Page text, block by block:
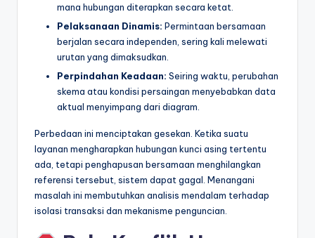
mana hubungan diterapkan secara ketat.
Pelaksanaan Dinamis: Permintaan bersamaan
berjalan secara independen, sering kali melewati
urutan yang dimaksudkan.
Perpindahan Keadaan: Seiring waktu, perubahan
skema atau kondisi persaingan menyebabkan data
aktual menyimpang dari diagram.
Perbedaan ini menciptakan gesekan. Ketika suatu
layanan mengharapkan hubungan kunci asing tertentu
ada, tetapi penghapusan bersamaan menghilangkan
referensi tersebut, sistem dapat gagal. Menangani
masalah ini membutuhkan analisis mendalam terhadap
isolasi transaksi dan mekanisme penguncian.